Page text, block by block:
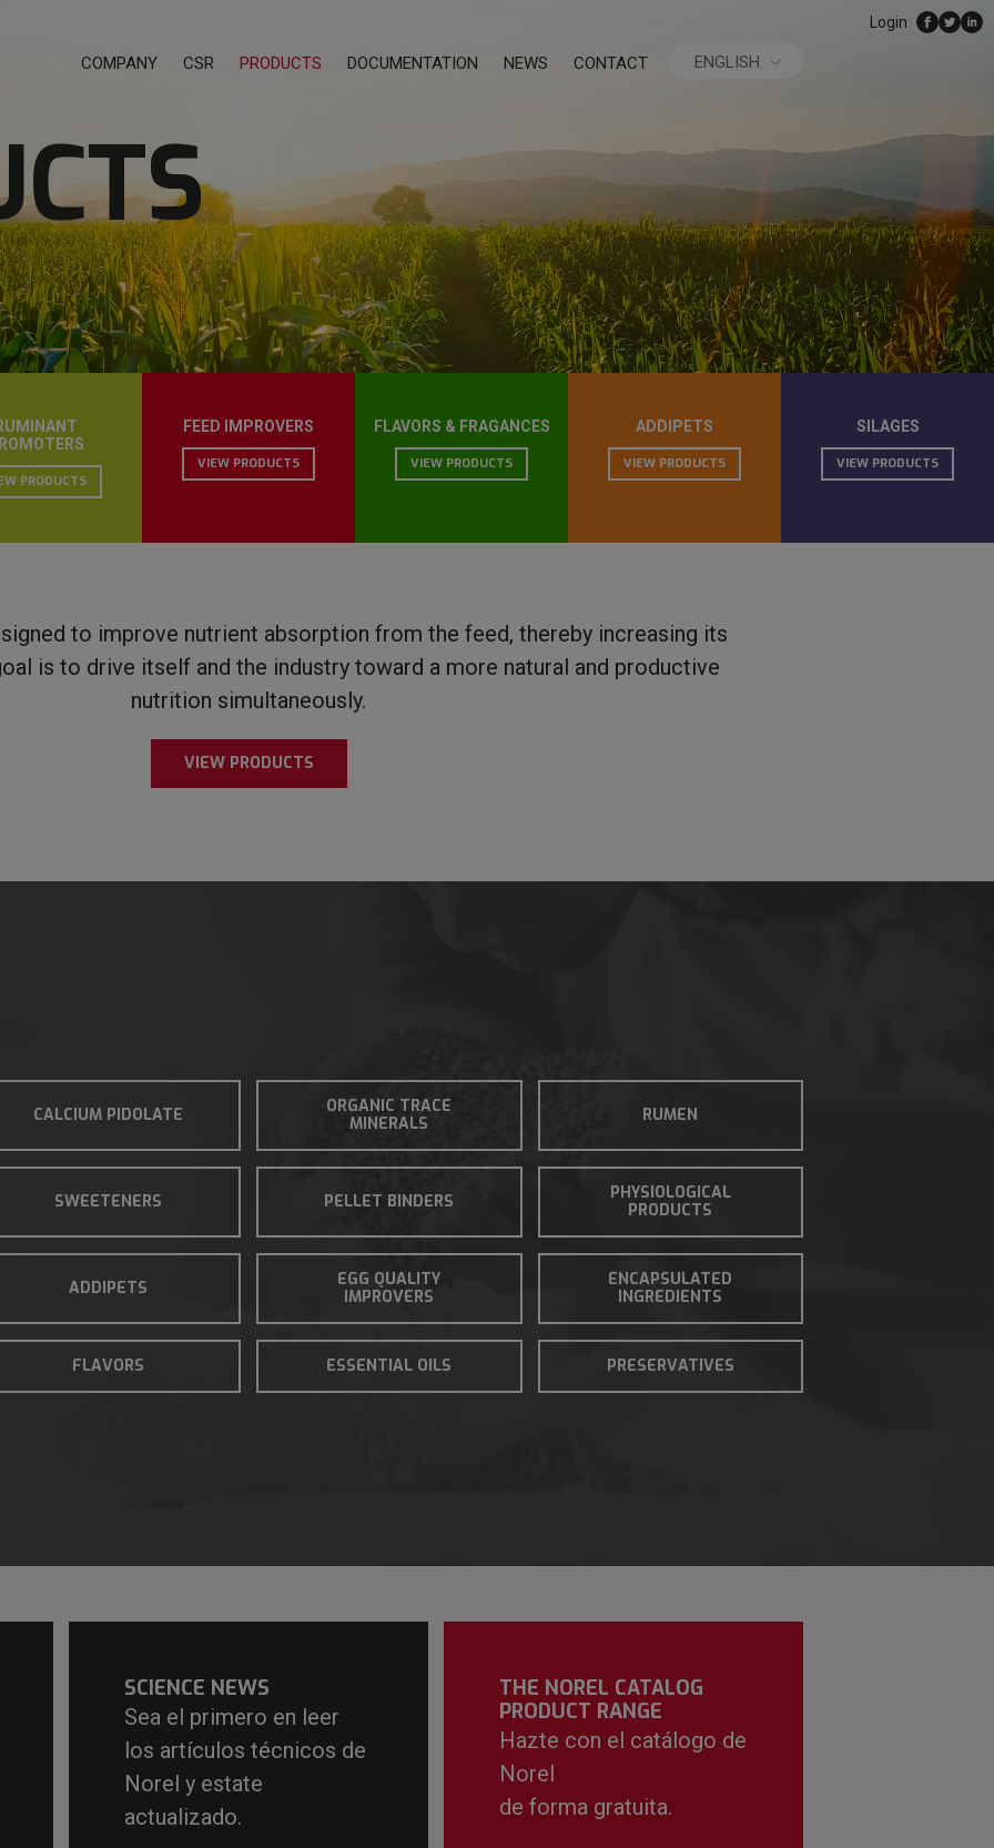
COMPANY CSR PRODUCTS DOCUMENTATION NEWS CONTACT
ENGLISH
Login
PRODUCTS
FEED IMPROVERS
VIEW PRODUCTS
FLAVORS & FRAGANCES
VIEW PRODUCTS
ADDIPETS
VIEW PRODUCTS
SILAGES
VIEW PRODUCTS
to improve nutrient absorption from the feed, thereby increasing its
is to drive itself and the industry toward a more natural and productive
nutrition simultaneously.
VIEW PRODUCTS
CALCIUM PIDOLATE
ORGANIC TRACE
MINERALS
RUMEN
SWEETENERS PELLET BINDERS
PHYSIOLOGICAL
PRODUCTS
ADDIPETS
EGG QUALITY
IMPROVERS
ENCAPSULATED
INGREDIENTS
FLAVORS ESSENTIAL OILS PRESERVATIVES
SCIENCE NEWS
Sea el primero en leer
los artículos técnicos de
Norel y estate
actualizado.
THE NOREL CATALOG
PRODUCT RANGE
Hazte con el catálogo de
Norel
de forma gratuita.